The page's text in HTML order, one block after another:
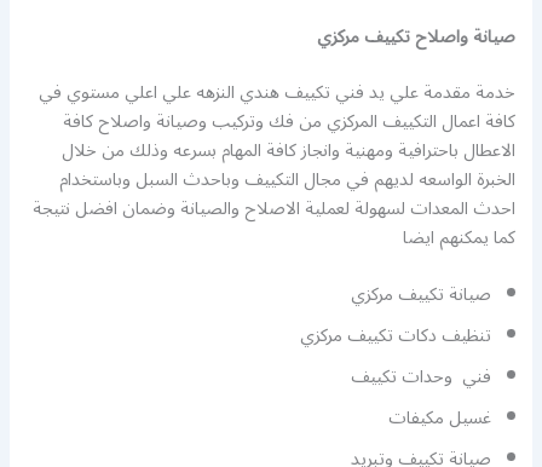
صيانة واصلاح تكييف مركزي
خدمة مقدمة علي يد فني تكييف هندي النزهه علي اعلي مستوي في
كافة اعمال التكييف المركزي من فك وتركيب وصيانة واصلاح كافة
الاعطال باحترافية ومهنية وانجاز كافة المهام بسرعه وذلك من خلال
الخبرة الواسعه لديهم في مجال التكييف وباحدث السبل وباستخدام
احدث المعدات لسهولة لعملية الاصلاح والصيانة وضمان افضل نتيجة
كما يمكنهم ايضا
صيانة تكييف مركزي
تنظيف دكات تكييف مركزي
فني وحدات تكييف
غسيل مكيفات
صيانة تكييف وتبريد